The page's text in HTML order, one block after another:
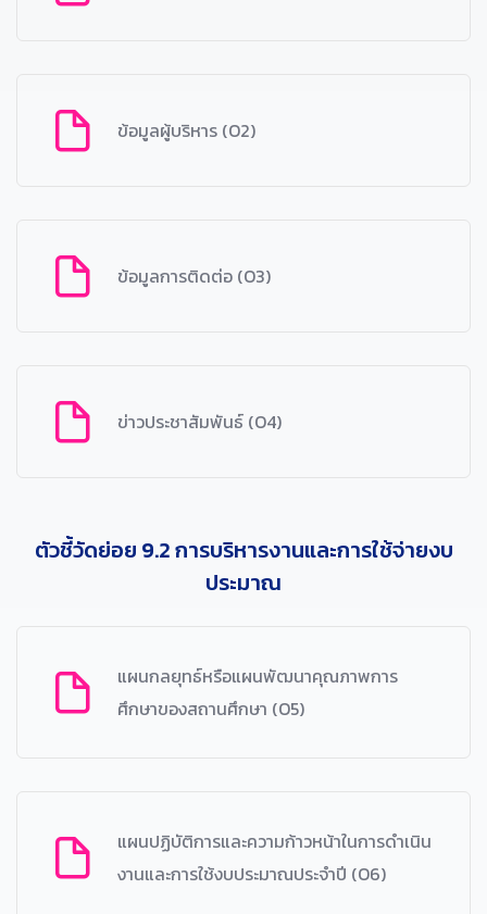
ข้อมูลผู้บริหาร (O2)
ข้อมูลการติดต่อ (O3)
ข่าวประชาสัมพันธ์ (O4)
ตัวชี้วัดย่อย 9.2 การบริหารงานและการใช้จ่ายงบ
ประมาณ
แผนกลยุทธ์หรือแผนพัฒนาคุณภาพการ
ศึกษาของสถานศึกษา (O5)
แผนปฏิบัติการและความก้าวหน้าในการดำเนิน
งานและการใช้งบประมาณประจำปี (O6)